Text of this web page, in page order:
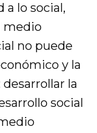
a lo social,
medio
no puede
y la
la
social